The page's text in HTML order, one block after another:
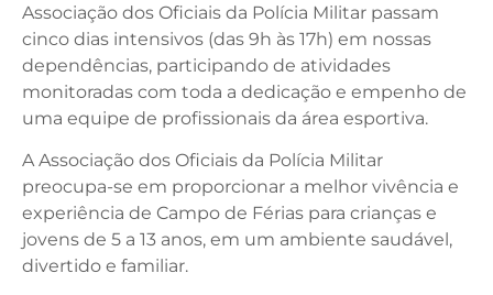
Associação dos Oficiais da Polícia Militar passam
cinco dias intensivos (das 9h às 17h) em nossas
dependências, participando de atividades
monitoradas com toda a dedicação e empenho de
uma equipe de profissionais da área esportiva.
A Associação dos Oficiais da Polícia Militar
preocupa-se em proporcionar a melhor vivência e
experiência de Campo de Férias para crianças e
jovens de 5 a 13 anos, em um ambiente saudável,
divertido e familiar.